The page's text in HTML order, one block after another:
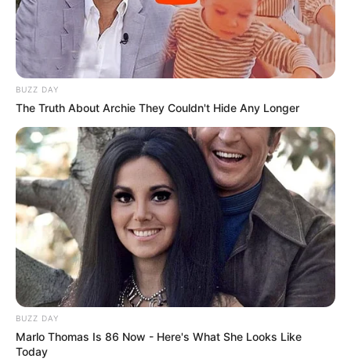
BUZZ DAY
The Truth About Archie They Couldn't Hide Any Longer
BUZZ DAY
Marlo Thomas Is 86 Now - Here's What She Looks Like
Today